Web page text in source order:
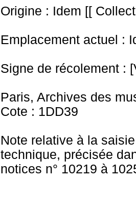
Origine : Idem [[
Emplacement actuel :
Signe de récolement :
Paris, Archives des
Cote : 1DD39
Note relative à la
technique, précisée
notices n° 10219 à